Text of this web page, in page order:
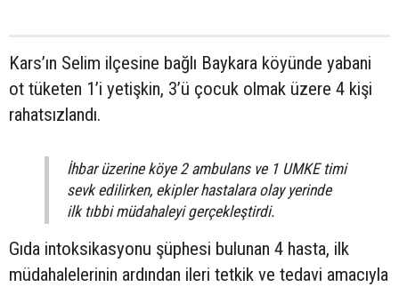
Kars’ın Selim ilçesine bağlı Baykara köyünde yabani
ot tüketen 1’i yetişkin, 3’ü çocuk olmak üzere 4 kişi
rahatsızlandı.
İhbar üzerine köye 2 ambulans ve 1 UMKE timi
sevk edilirken, ekipler hastalara olay yerinde
ilk tıbbi müdahaleyi gerçekleştirdi.
Gıda intoksikasyonu şüphesi bulunan 4 hasta, ilk
müdahalelerinin ardından ileri tetkik ve tedavi amacıyla